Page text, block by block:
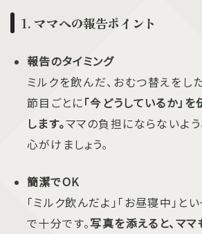
1. ママへの報告ポイント
報告のタイミング
ミルクを飲んだ、おむつ替えをし
節目ごとに「今どうしているか」
します。ママの負担にならないよ
心がけましょう。
簡潔でOK
「ミルク飲んだよ」「お昼寝中」と
で十分です。写真を添えると、マ